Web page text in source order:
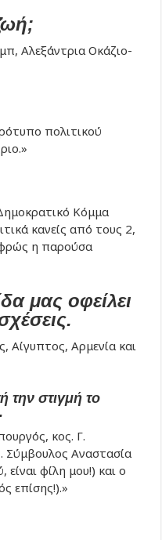
Αλεξάντρια Οκάζιο-
πολιτικού
Κόμμα
κανείς από τους 2,
η παρούσα
μας οφείλει
Αίγυπτος, Αρμενία και
την στιγμή το
κος. Γ.
Σύμβουλος Αναστασία
φίλη μου!) και ο
επίσης!).»